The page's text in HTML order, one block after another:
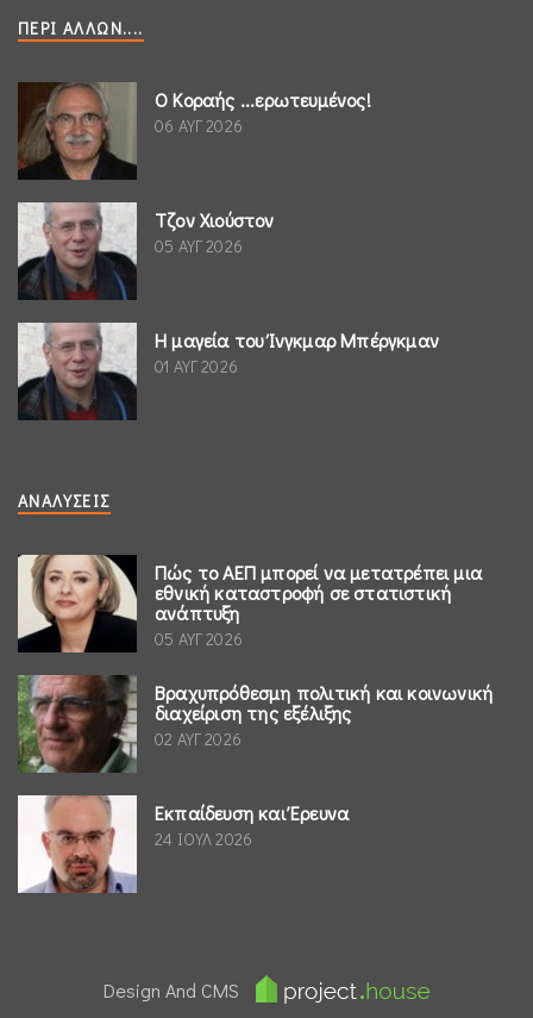
ΠΕΡΊ ΆΛΛΩΝ....
Ο Κοραής ...ερωτευμένος!
06 ΑΥΓ 2026
Τζον Χιούστον
05 ΑΥΓ 2026
Η μαγεία του Ίνγκμαρ Μπέργκμαν
01 ΑΥΓ 2026
ΑΝΑΛΎΣΕΙΣ
Πώς το ΑΕΠ μπορεί να μετατρέπει μια
εθνική καταστροφή σε στατιστική
ανάπτυξη
05 ΑΥΓ 2026
Βραχυπρόθεσμη πολιτική και κοινωνική
διαχείριση της εξέλιξης
02 ΑΥΓ 2026
Εκπαίδευση και Έρευνα
24 ΙΟΥΛ 2026
Design And CMS